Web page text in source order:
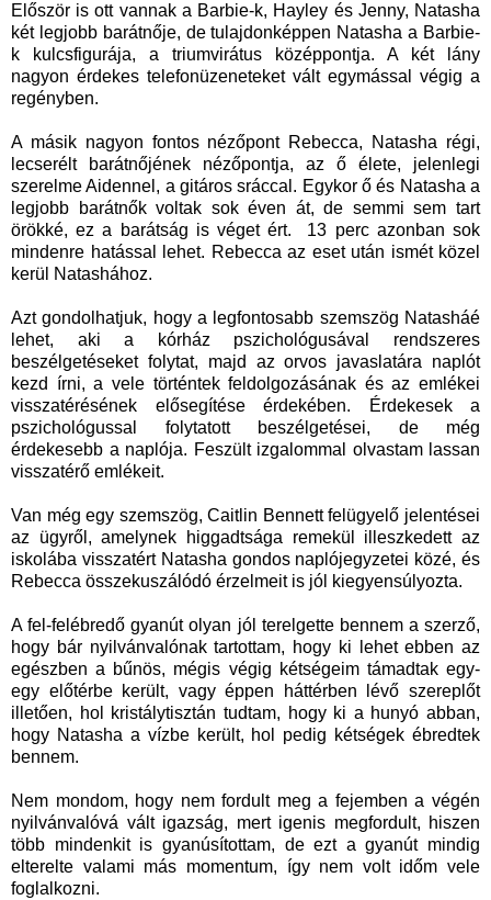
Először is ott vannak a Barbie-k, Hayley és Jenny, Natasha
két legjobb barátnője, de tulajdonképpen Natasha a Barbie-
k kulcsfigurája, a triumvirátus középpontja. A két lány
nagyon érdekes telefonüzeneteket vált egymással végig a
regényben.
A másik nagyon fontos nézőpont Rebecca, Natasha régi,
lecserélt barátnőjének nézőpontja, az ő élete, jelenlegi
szerelme Aidennel, a gitáros sráccal. Egykor ő és Natasha a
legjobb barátnők voltak sok éven át, de semmi sem tart
örökké, ez a barátság is véget ért. 13 perc azonban sok
mindenre hatással lehet. Rebecca az eset után ismét közel
kerül Natashához.
Azt gondolhatjuk, hogy a legfontosabb szemszög Natasháé
lehet, aki a kórház pszichológusával rendszeres
beszélgetéseket folytat, majd az orvos javaslatára naplót
kezd írni, a vele történtek feldolgozásának és az emlékei
visszatérésének elősegítése érdekében. Érdekesek a
pszichológussal folytatott beszélgetései, de még
érdekesebb a naplója. Feszült izgalommal olvastam lassan
visszatérő emlékeit.
Van még egy szemszög, Caitlin Bennett felügyelő jelentései
az ügyről, amelynek higgadtsága remekül illeszkedett az
iskolába visszatért Natasha gondos naplójegyzetei közé, és
Rebecca összekuszálódó érzelmeit is jól kiegyensúlyozta.
A fel-felébredő gyanút olyan jól terelgette bennem a szerző,
hogy bár nyilvánvalónak tartottam, hogy ki lehet ebben az
egészben a bűnös, mégis végig kétségeim támadtak egy-
egy előtérbe került, vagy éppen háttérben lévő szereplőt
illetően, hol kristálytisztán tudtam, hogy ki a hunyó abban,
hogy Natasha a vízbe került, hol pedig kétségek ébredtek
bennem.
Nem mondom, hogy nem fordult meg a fejemben a végén
nyilvánvalóvá vált igazság, mert igenis megfordult, hiszen
több mindenkit is gyanúsítottam, de ezt a gyanút mindig
elterelte valami más momentum, így nem volt időm vele
foglalkozni.